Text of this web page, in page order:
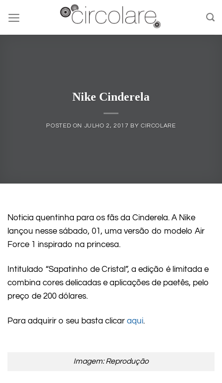
content
Nike Cinderela
POSTED ON JULHO 2, 2017 BY CIRCOLARE
Noticia quentinha para os fãs da Cinderela. A Nike
lançou nesse sábado, 01, uma versão do modelo Air
Force 1 inspirado na princesa.
Intitulado “Sapatinho de Cristal”, a edição é limitada e
combina cores delicadas e aplicações de paetês, pelo
preço de 200 dólares.
Para adquirir o seu basta clicar aqui.
Imagem: Reprodução